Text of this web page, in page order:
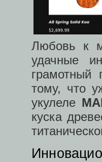
Любовь к
удачные
грамотный
тому, что
укулеле
куска